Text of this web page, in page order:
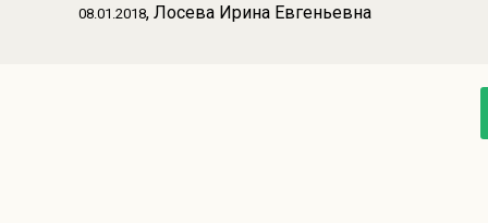
08.01.2018, Лосева Ирина Евгеньевна